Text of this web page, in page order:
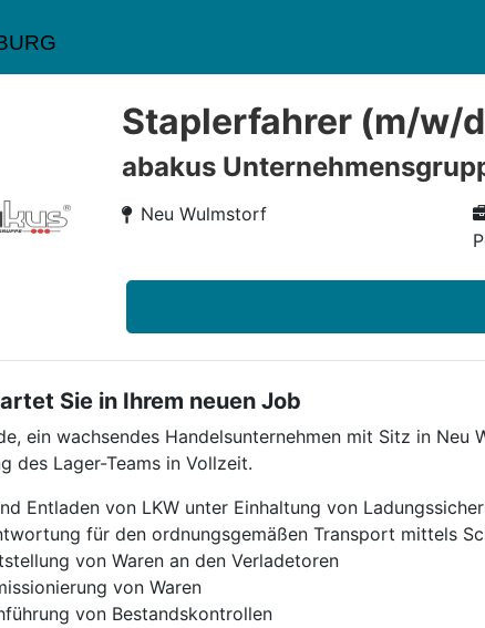
Staplerfahrer (m/w/
abakus
Neu Wulmstorf
Sie in Ihrem neuen Job
ein wachsendes Handelsunternehmen mit Sitz in
des Lager-Teams in Vollzeit.
Entladen von LKW unter Einhaltung von
für den ordnungsgemäßen Transport mittels
von Waren an den Verladetoren
von Waren
von Bestandskontrollen